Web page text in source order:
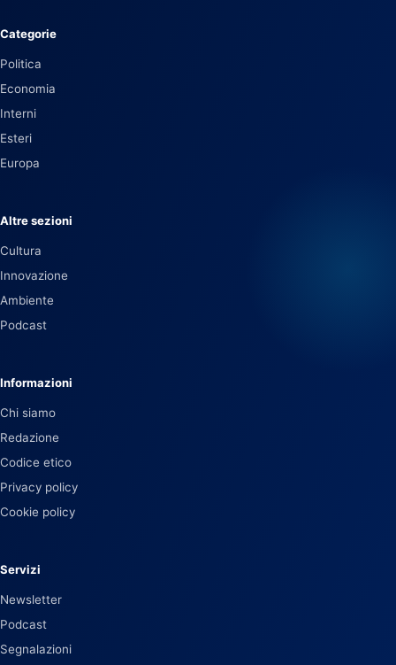
Categorie
Politica
Economia
Interni
Esteri
Europa
Altre sezioni
Cultura
Innovazione
Ambiente
Podcast
Informazioni
Chi siamo
Redazione
Codice etico
Privacy policy
Cookie policy
Servizi
Newsletter
Podcast
Segnalazioni